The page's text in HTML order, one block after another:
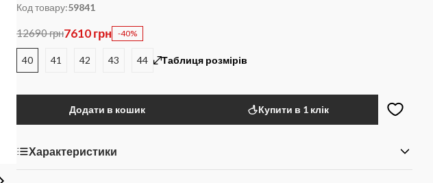
Код товару:59841
12690 грн7610 грн -40%
40 41 42 43 44 Таблиця розмірів
Додати в кошик Купити в 1 клік
Характеристики